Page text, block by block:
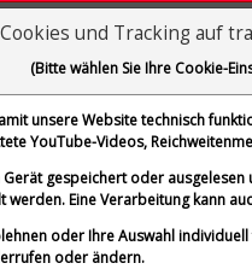
SE NA O.N.,
Vergleich
Cookies und Tracking auf
(Bitte wählen Sie Ihre Cookie-
unsere Website technisch
YouTube-Videos,
gespeichert oder
Eine Verarbeitung kann
oder Ihre Auswahl
oder ändern.